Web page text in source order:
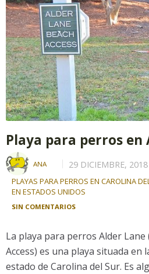
Playa para perros en
ANA 29 DICIEMBRE, 2018
PLAYAS PARA PERROS EN CAROLINA
EN ESTADOS UNIDOS
SIN COMENTARIOS
La playa para perros Alder Lane
Access) es una playa situada en
estado de Carolina del Sur. Es